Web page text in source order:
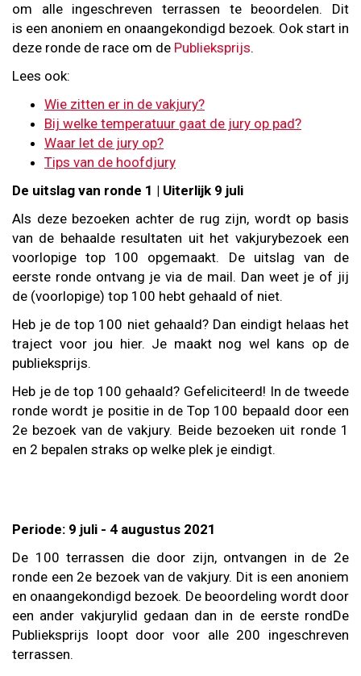
om alle ingeschreven terrassen te beoordelen. Dit
is een anoniem en onaangekondigd bezoek. Ook start in
deze ronde de race om de Publieksprijs.
Lees ook:
Wie zitten er in de vakjury?
Bij welke temperatuur gaat de jury op pad?
Waar let de jury op?
Tips van de hoofdjury
De uitslag van ronde 1 | Uiterlijk 9 juli
Als deze bezoeken achter de rug zijn, wordt op basis
van de behaalde resultaten uit het vakjurybezoek een
voorlopige top 100 opgemaakt. De uitslag van de
eerste ronde ontvang je via de mail. Dan weet je of jij
de (voorlopige) top 100 hebt gehaald of niet.
Heb je de top 100 niet gehaald? Dan eindigt helaas het
traject voor jou hier. Je maakt nog wel kans op de
publieksprijs.
Heb je de top 100 gehaald? Gefeliciteerd! In de tweede
ronde wordt je positie in de Top 100 bepaald door een
2e bezoek van de vakjury. Beide bezoeken uit ronde 1
en 2 bepalen straks op welke plek je eindigt.
Periode: 9 juli - 4 augustus 2021
De 100 terrassen die door zijn, ontvangen in de 2e
ronde een 2e bezoek van de vakjury. Dit is een anoniem
en onaangekondigd bezoek. De beoordeling wordt door
een ander vakjurylid gedaan dan in de eerste rondDe
Publieksprijs loopt door voor alle 200 ingeschreven
terrassen.